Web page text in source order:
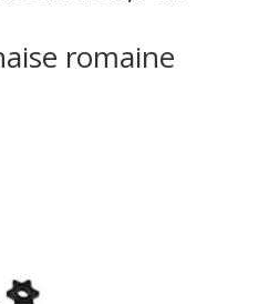
romaine